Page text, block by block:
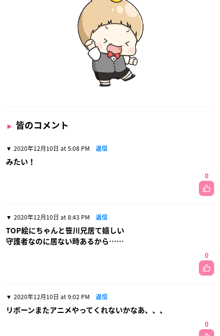
皆のコメント
2020年12月10日 at 5:08 PM 返信
みたい！
0
2020年12月10日 at 8:43 PM 返信
TOP絵にちゃんと笹川兄居て嬉しい
守護者なのに居ない時あるから……
0
2020年12月10日 at 9:02 PM 返信
リボーンまたアニメやってくれないかなあ、、、
0